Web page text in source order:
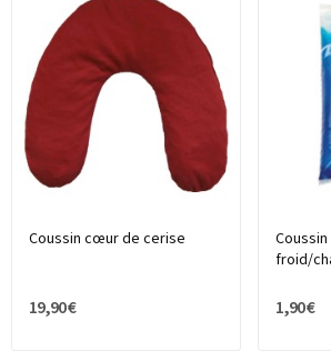
Coussin cœur de cerise
19,90 €
froid/
1,90 €